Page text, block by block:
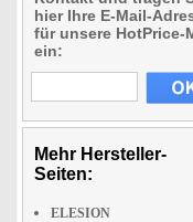
hier Ihre E-Mail-
für unsere HotPrice-
ein:
Mehr Hersteller-
Seiten:
ELESION